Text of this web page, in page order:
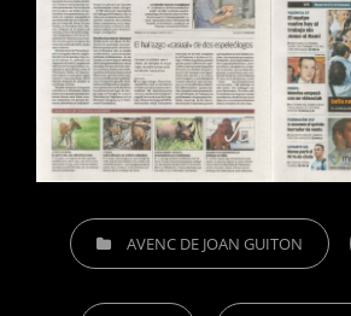
CATEGORIESAVENC DE JOAN GUITON